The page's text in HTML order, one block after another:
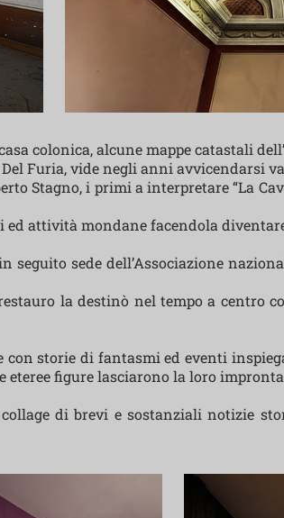
colonica, alcune mappe catastali
Furia, vide negli anni avvicendarsi
Stagno, i primi a interpretare “La
attività mondane facendola
sede dell’Associazione
la destinò nel tempo a centro
con storie di fantasmi ed eventi
eteree figure lasciarono la loro
di brevi e sostanziali notizie